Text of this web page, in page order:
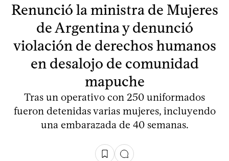
Renunció la ministra de Mujeres
de Argentina y denunció
violación de derechos humanos
en desalojo de comunidad
mapuche
Tras un operativo con 250 uniformados
fueron detenidas varias mujeres, incluyendo
una embarazada de 40 semanas.